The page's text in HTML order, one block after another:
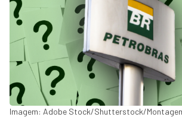
Imagem: Adobe Stock/Shutterstock/